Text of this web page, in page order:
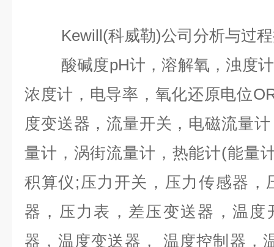
Kewill(科威勒)公司分析与过
酸碱度pH计，溶解氧，浊度
浓度计，电导率，氧化还原电位
度变送器，流量开关，电磁流量
量计，涡街流量计，热能计(能量
积算仪;压力开关，压力传感器，
器，压力表，差压变送器，温度
器，温度变送器， 温度控制器，